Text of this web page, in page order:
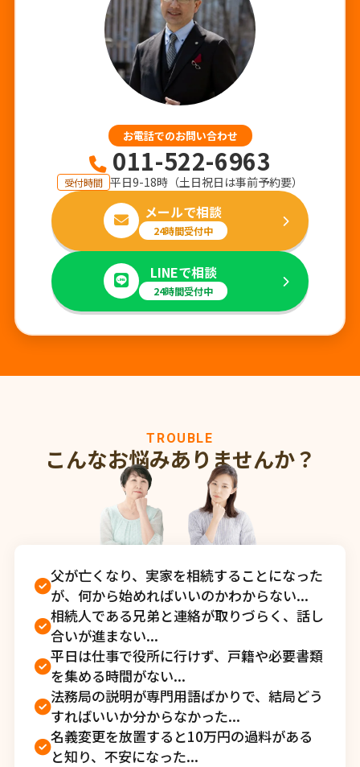
お電話でのお問い合わせ
011-522-6963
受付時間 平日9-18時（土日祝日は事前予約要）
メールで相談
24時間受付中
LINEで相談
24時間受付中
TROUBLE
こんなお悩みありませんか？
父が亡くなり、実家を相続することになった
が、何から始めればいいのかわからない...
相続人である兄弟と連絡が取りづらく、話し
合いが進まない...
平日は仕事で役所に行けず、戸籍や必要書類
を集める時間がない...
法務局の説明が専門用語ばかりで、結局どう
すればいいか分からなかった...
名義変更を放置すると10万円の過料がある
と知り、不安になった...
友だち登録後お問合せください。
対応地域
札幌市、石狩市、江別市、恵庭市、北広島市、千歳市、
当別町、新篠津村、長沼町、南幌町、栗山町、岩見沢
市、月形町、美唄市、三笠市、小樽市、その他北海道全